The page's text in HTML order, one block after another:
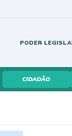
PODER
CIDADÃO